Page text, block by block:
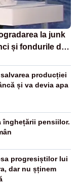
la junk
și fondurile de
producției
și va devia apa
înghețării pensiilor.
progresiștilor lui
dar nu șținem